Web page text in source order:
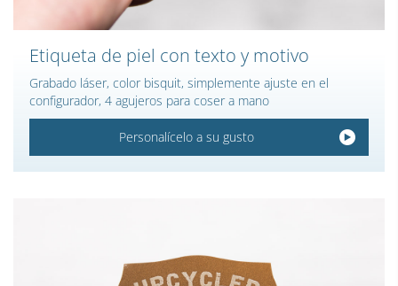
Etiqueta de piel con texto y motivo
Grabado láser, color bisquit, simplemente ajuste en el
configurador, 4 agujeros para coser a mano
Personalícelo a su gusto